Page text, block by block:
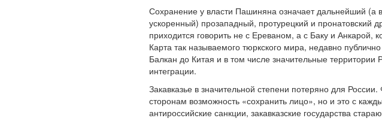
Сохранение у власти Пашиняна означает дальнейший
ускоренный) прозападный, протурецкий и пронатовский
приходится говорить не с Ереваном, а с Баку и Анкарой,
Карта так называемого тюркского мира, недавно
Балкан до Китая и в том числе значительные территории
интеграции.
Закавказье в значительной степени потеряно для
сторонам возможность «сохранить лицо», но и это с
антироссийские санкции, закавказские государства